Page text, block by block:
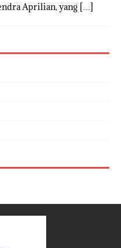
Aprilian, yang […]